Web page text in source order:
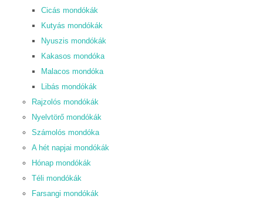
Cicás mondókák
Kutyás mondókák
Nyuszis mondókák
Kakasos mondóka
Malacos mondóka
Libás mondókák
Rajzolós mondókák
Nyelvtörő mondókák
Számolós mondóka
A hét napjai mondókák
Hónap mondókák
Téli mondókák
Farsangi mondókák